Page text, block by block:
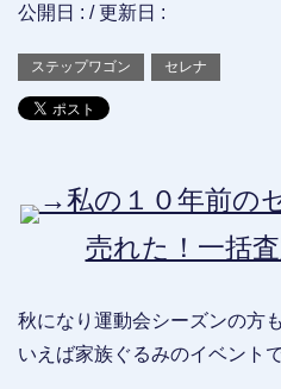
公開日 : / 更新日 :
ステップワゴン セレナ
→私の１０年前の
売れた！一括
秋になり運動会シーズンの方
いえば家族ぐるみのイベント